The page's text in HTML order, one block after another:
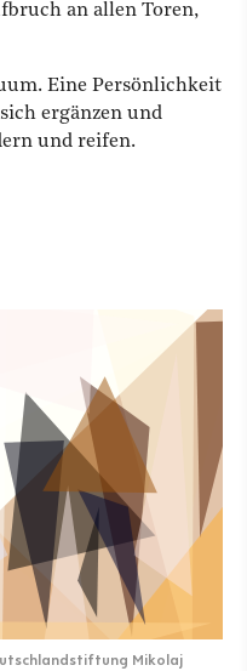
an allen Toren,
Eine Persönlichkeit
ergänzen und
und reifen.
Mikolaj